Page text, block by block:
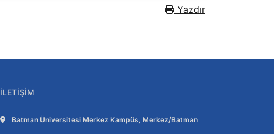
Yazdır
İLETIŞIM
Adres:
Batman Üniversitesi Merkez Kampüs, Merkez/Batman